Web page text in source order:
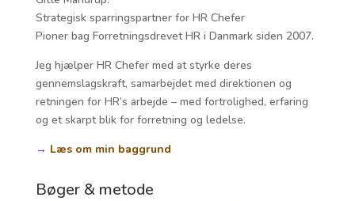
Strategisk sparringspartner for HR Chefer
Pioner bag Forretningsdrevet HR i Danmark siden 2007.
Jeg hjælper HR Chefer med at styrke deres
gennemslagskraft, samarbejdet med direktionen og
retningen for HR’s arbejde – med fortrolighed, erfaring
og et skarpt blik for forretning og ledelse.
→ Læs om min baggrund
Bøger & metode